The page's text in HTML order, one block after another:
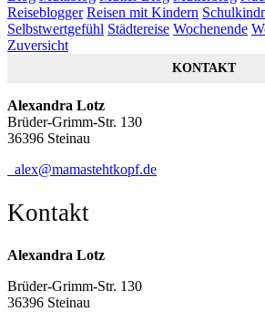
Reiseblogger Reisen mit Kindern
Selbstwertgefühl Städtereise Wochenende
Zuversicht
KONTAKT
Alexandra Lotz
Brüder-Grimm-Str. 130
36396 Steinau
alex@mamastehtkopf.de
Kontakt
Alexandra Lotz
Brüder-Grimm-Str. 130
36396 Steinau